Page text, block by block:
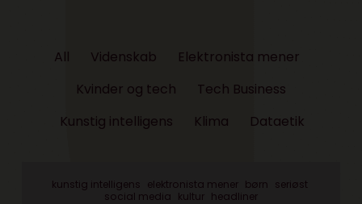
All Videnskab
Elektronista mener
Kvinder og tech
Tech Business
Kunstig intelligens
Klima Dataetik
kunstig intelligens elektronista mener børn seriøst
social media kultur headliner